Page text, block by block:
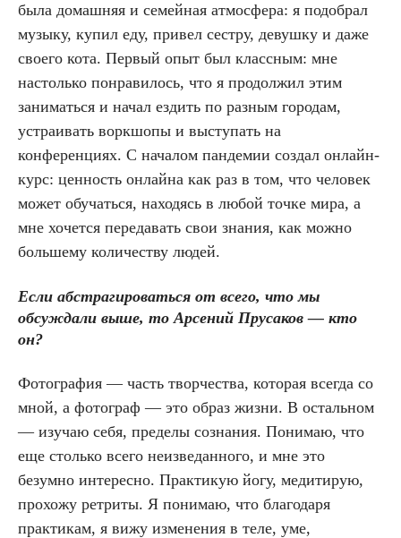
была домашняя и семейная атмосфера: я подобрал
музыку, купил еду, привел сестру, девушку и даже
своего кота. Первый опыт был классным: мне
настолько понравилось, что я продолжил этим
заниматься и начал ездить по разным городам,
устраивать воркшопы и выступать на
конференциях. С началом пандемии создал онлайн-
курс: ценность онлайна как раз в том, что человек
может обучаться, находясь в любой точке мира, а
мне хочется передавать свои знания, как можно
большему количеству людей.
Если абстрагироваться от всего, что мы
обсуждали выше, то Арсений Прусаков — кто
он?
Фотография — часть творчества, которая всегда со
мной, а фотограф — это образ жизни. В остальном
— изучаю себя, пределы сознания. Понимаю, что
еще столько всего неизведанного, и мне это
безумно интересно. Практикую йогу, медитирую,
прохожу ретриты. Я понимаю, что благодаря
практикам, я вижу изменения в теле, уме,